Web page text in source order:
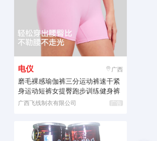
电仪 广西
磨毛裸感瑜伽裤三分运动裤速干紧
身运动短裤女提臀跑步训练健身裤
广西飞线制衣有限公司 广告